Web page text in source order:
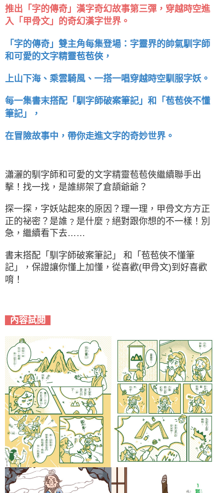
推出「字的傳奇」漢字奇幻故事第三彈，穿越時空進
入「甲骨文」的奇幻漢字世界。
「字的傳奇」雙主角每集登場：字靈界的帥氣馴字師
和可愛的文字精靈苞苞俠，
上山下海、乘雲騎風、一搭一唱穿越時空馴服字妖。
每一集書末搭配「馴字師破案筆記」和「苞苞俠不懂
筆記」，
在冒險故事中，帶你走進文字的奇妙世界。
瀟灑的馴字師和可愛的文字精靈苞苞俠繼續聯手出
擊！找一找，是誰綁架了倉頡爺爺？
探一探，字妖站起來的原因？理一理，甲骨文方方正
正的祕密？是誰﹖是什麼﹖絕對跟你想的不一樣！別
急，繼續看下去……
書末搭配「馴字師破案筆記」 和「苞苞俠不懂筆
記」，保證讓你懂上加懂，從喜歡(甲骨文)到好喜歡
唷！
內容試閱